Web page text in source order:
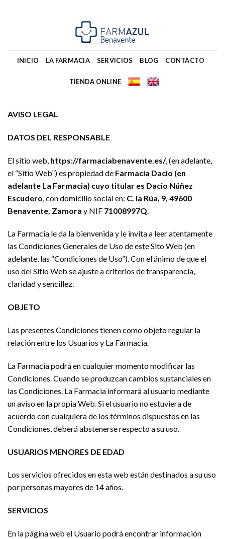
INICIO LA FARMACIA SERVICIOS BLOG CONTACTO
TIENDA ONLINE
AVISO LEGAL
DATOS DEL RESPONSABLE
El sitio web, https://farmaciabenavente.es/, (en adelante,
el “Sitio Web”) es propiedad de Farmacia Dacio (en
adelante La Farmacia) cuyo titular es Dacio Núñez
Escudero , con domicilio social en: C. la Rúa, 9, 49600
Benavente, Zamora y NIF 71008997Q
La Farmacia le da la bienvenida y le invita a leer atentamente
las Condiciones Generales de Uso de este Sito Web (en
adelante, las “Condiciones de Uso”). Con el ánimo de que el
uso del Sitio Web se ajuste a criterios de transparencia,
claridad y sencillez.
OBJETO
Las presentes Condiciones tienen como objeto regular la
relación entre los Usuarios y La Farmacia.
La Farmacia podrá en cualquier momento modificar las
Condiciones. Cuando se produzcan cambios sustanciales en
las Condiciones. La Farmacia informará al usuario mediante
un aviso en la propia Web. Si el usuario no estuviera de
acuerdo con cualquiera de los términos dispuestos en las
Condiciones, deberá abstenerse respecto a su uso.
USUARIOS MENORES DE EDAD
Los servicios ofrecidos en esta web están destinados a su uso
por personas mayores de 14 años.
SERVICIOS
En la página web el Usuario podrá encontrar información